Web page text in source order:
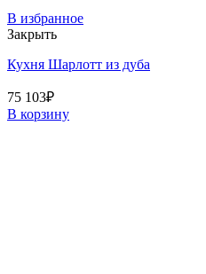
В избранное
Закрыть
Кухня Шарлотт из дуба
75 103₽
В корзину